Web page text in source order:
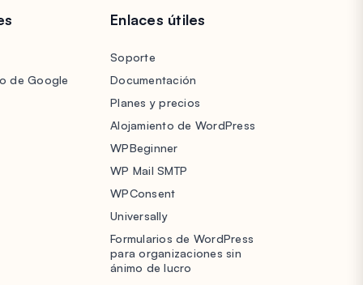
de Google
Enlaces útiles
Soporte
Documentación
Planes y precios
Alojamiento de WordPress
WPBeginner
WP Mail SMTP
WPConsent
Universally
Formularios de WordPress
para organizaciones sin
ánimo de lucro